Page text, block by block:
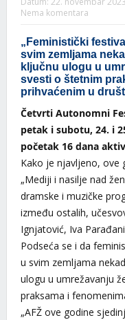
Nema komentara
„Feministički
svim zemljama
ključnu ulogu u
svesti o štetnim
prihvaćenim u
Četvrti Autonomni
petak i subotu, 24. i
početak 16 dana
Kako je njavljeno, ove
„Mediji i nasilje nad
dramske i muzičke
između ostalih,
Ignjatović, Iva
Podseća se i da
u svim zemljama
ulogu u umrežavanju
praksama i
„AFŽ ove godine